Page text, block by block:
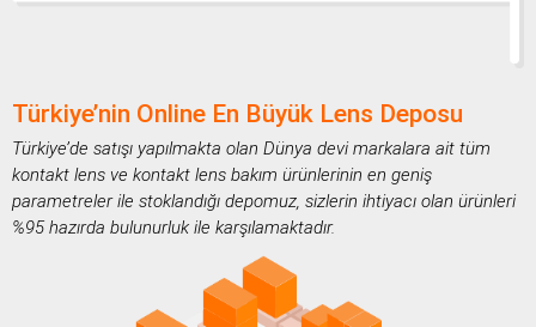
Türkiye’nin Online En Büyük Lens Deposu
Türkiye’de satışı yapılmakta olan Dünya devi markalara ait tüm
kontakt lens ve kontakt lens bakım ürünlerinin en geniş
parametreler ile stoklandığı depomuz, sizlerin ihtiyacı olan ürünleri
%95 hazırda bulunurluk ile karşılamaktadır.